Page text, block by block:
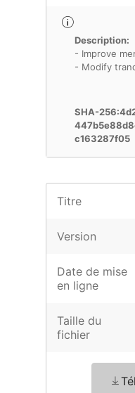
Description:
- Improve
- Modify
SHA-
c163287f05
Titre
Version
Date de mise
en ligne
Taille du
fichier